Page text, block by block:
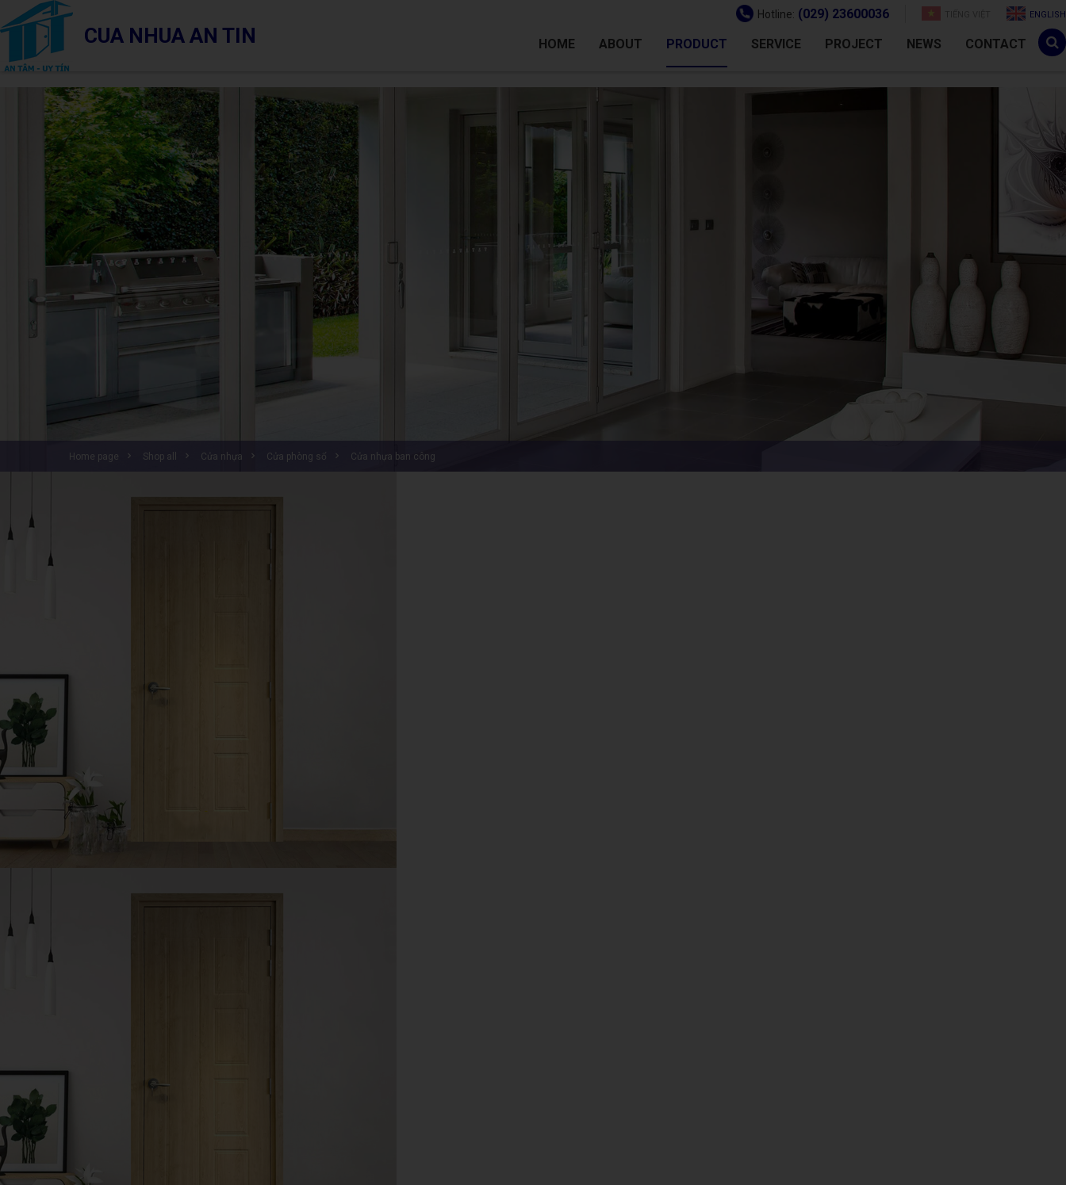
CUA NHUA AN TIN
Hotline: (029) 23600036 ENGLISH
HOME ABOUT PRODUCT SERVICE PROJECT NEWS CONTACT
home page shop all cửa nhựa cửa phòng sổ cửa nhựa ban công